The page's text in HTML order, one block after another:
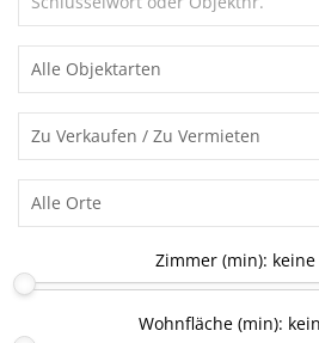
Zimmer (min):
Wohnfläche (min):